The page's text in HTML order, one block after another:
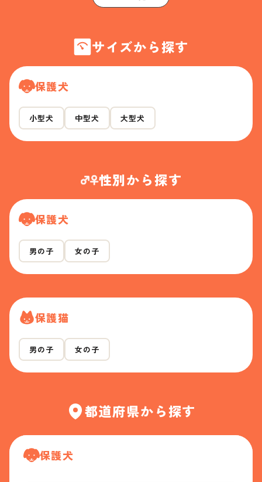
サイズから探す
保護犬
小型犬 中型犬 大型犬
性別から探す
保護犬
男の子 女の子
保護猫
男の子 女の子
都道府県から探す
保護犬